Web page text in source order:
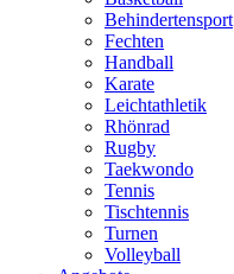
Behindertensport
Fechten
Handball
Karate
Leichtathletik
Rhönrad
Rugby
Taekwondo
Tennis
Tischtennis
Turnen
Volleyball